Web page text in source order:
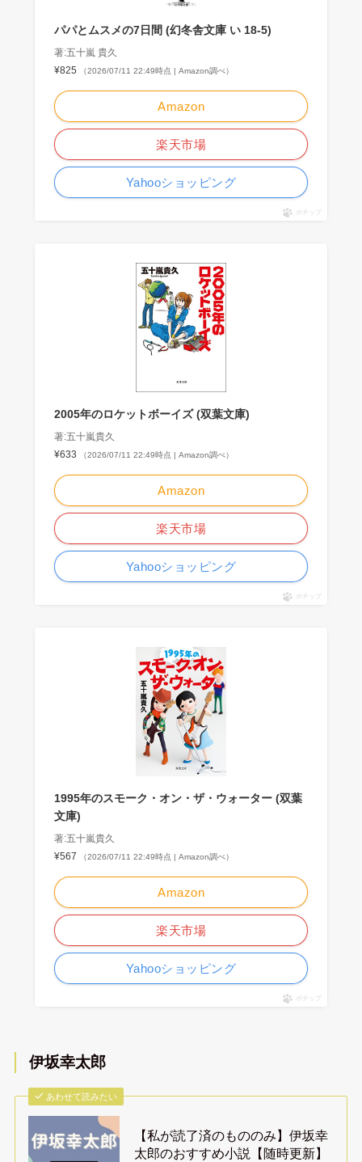
パパとムスメの7日間 (幻冬舎文庫 い 18-5)
著:五十嵐 貴久
¥825
（2026/07/11 22:49時点 | Amazon調べ）
Amazon
楽天市場
Yahooショッピング
ポチップ
2005年のロケットボーイズ (双葉文庫)
著:五十嵐貴久
¥633
（2026/07/11 22:49時点 | Amazon調べ）
Amazon
楽天市場
Yahooショッピング
ポチップ
1995年のスモーク・オン・ザ・ウォーター (双葉
文庫)
著:五十嵐貴久
¥567
（2026/07/11 22:49時点 | Amazon調べ）
Amazon
楽天市場
Yahooショッピング
ポチップ
伊坂幸太郎
あわせて読みたい
【私が読了済のもののみ】伊坂幸
太郎のおすすめ小説【随時更新】